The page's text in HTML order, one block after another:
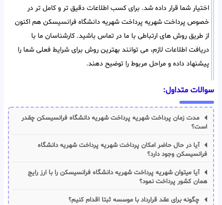
اختیار شما قرار داده شد. برای کسب اطلاعات دقیق تر و کامل تر در
خصوص پرداخت شهریه پرداخت شهریه دانشگاه فرانسیسکن هم اکنون
از طریق روش های ارتباطی با ما در تماس باشید. کارشناسان ما با
دریافت اطلاعات لازم، می توانند بهترین روش برای شرایط فعلی شما را
پیشنهاد داده و مراحل مربوط را توضیح دهند.
سوالات متداول:
مدت زمان پرداخت شهریه پرداخت شهریه دانشگاه فرانسیسکن چقدر
است؟
آیا در حال حاضر امکان پرداخت شهریه پرداخت شهریه دانشگاه
فرانسیسکن وجود دارد؟
آیا میتوان شهریه پرداخت شهریه دانشگاه فرانسیسکن را با ارز رایج
همان کشور پرداخت نمود؟
چگونه برای عقد قرارداد با موسسه ثبتا اقدام کنیم؟